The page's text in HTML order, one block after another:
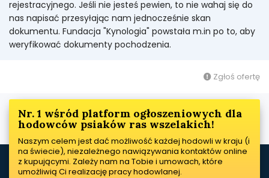
rejestracyjnego. Jeśli nie jesteś pewien, to nie wahaj się do
nas napisać przesyłając nam jednocześnie skan
dokumentu. Fundacja "Kynologia" powstała m.in po to, aby
weryfikować dokumenty pochodzenia.
Zgłoś ofertę
Nr. 1 wśród platform ogłoszeniowych dla
hodowców psiaków ras wszelakich!
Naszym celem jest dać możliwość każdej hodowli w kraju (i
na świecie), niezależnego nawiązywania kontaktów online
z kupującymi. Zależy nam na Tobie i umowach, które
umożliwią Ci realizację pracy hodowlanej.